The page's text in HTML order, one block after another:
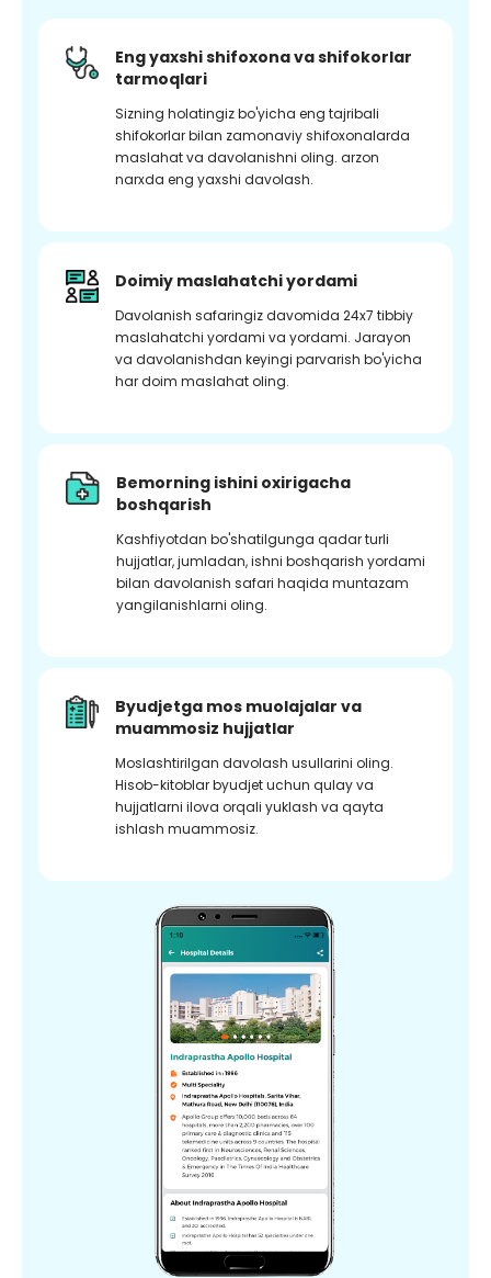
Eng yaxshi shifoxona va shifokorlar
tarmoqlari
Sizning holatingiz bo'yicha eng tajribali
shifokorlar bilan zamonaviy shifoxonalarda
maslahat va davolanishni oling. arzon
narxda eng yaxshi davolash.
Doimiy maslahatchi yordami
Davolanish safaringiz davomida 24x7 tibbiy
maslahatchi yordami va yordami. Jarayon
va davolanishdan keyingi parvarish bo'yicha
har doim maslahat oling.
Bemorning ishini oxirigacha
boshqarish
Kashfiyotdan bo'shatilgunga qadar turli
hujjatlar, jumladan, ishni boshqarish yordami
bilan davolanish safari haqida muntazam
yangilanishlarni oling.
Byudjetga mos muolajalar va
muammosiz hujjatlar
Moslashtirilgan davolash usullarini oling.
Hisob-kitoblar byudjet uchun qulay va
hujjatlarni ilova orqali yuklash va qayta
ishlash muammosiz.